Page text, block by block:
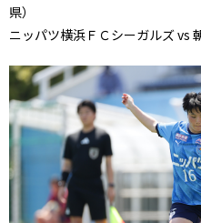
県）
ニッパツ横浜ＦＣシーガルズ vs